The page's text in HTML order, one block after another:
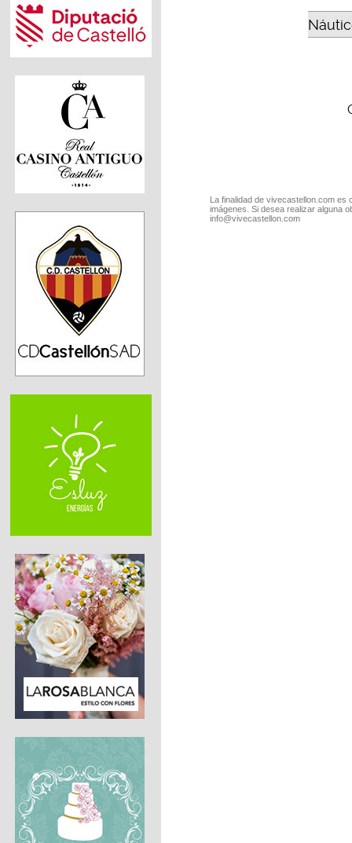
La finalidad de vivecastellon.com
imágenes. Si desea realizar alguna
info@vivecastellon.com